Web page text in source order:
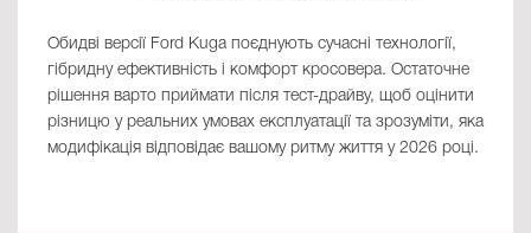
Обидві версії Ford Kuga поєднують сучасні технології,
гібридну ефективність і комфорт кросовера. Остаточне
рішення варто приймати після тест-драйву, щоб оцінити
різницю у реальних умовах експлуатації та зрозуміти, яка
модифікація відповідає вашому ритму життя у 2026 році.